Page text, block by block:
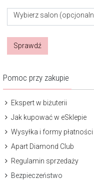
Wybierz salon
Sprawdź
Pomoc przy zakupie
Ekspert w biżuterii
Jak kupować w eSklepie
Wysyłka i formy płatności
Apart Diamond Club
Regulamin sprzedaży
Bezpieczeństwo